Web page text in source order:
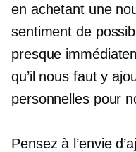
en achetant une
sentiment de
presque
qu’il nous faut y
personnelles pour
Pensez à l’envie